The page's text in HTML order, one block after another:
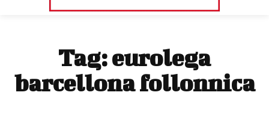
Tag:eurolega
barcellona follonnica